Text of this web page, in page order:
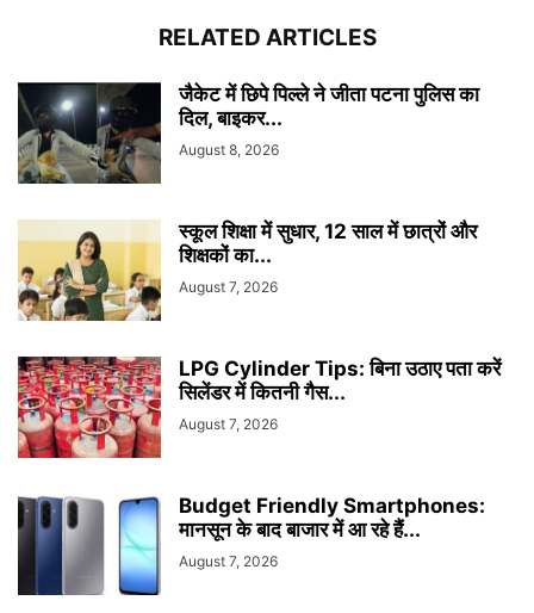
RELATED ARTICLES
जैकेट में छिपे पिल्ले ने जीता पटना पुलिस का
दिल, बाइकर...
August 8, 2026
स्कूल शिक्षा में सुधार, 12 साल में छात्रों और
शिक्षकों का...
August 7, 2026
LPG Cylinder Tips: बिना उठाए पता करें
सिलेंडर में कितनी गैस...
August 7, 2026
Budget Friendly Smartphones:
मानसून के बाद बाजार में आ रहे हैं...
August 7, 2026